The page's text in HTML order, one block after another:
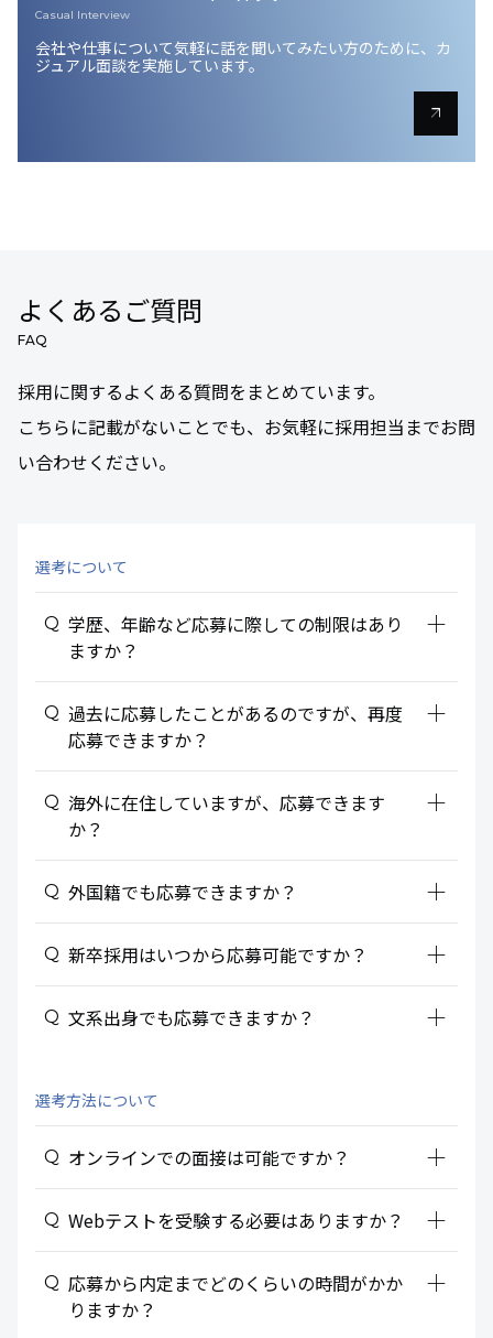
Casual Interview
会社や仕事について気軽に話を聞いてみたい方のために、 カ
ジュアル面談を実施しています。
arrow_outward
よくあるご質問
FAQ
採用に関するよくある質問をまとめています。
こちらに記載がないことでも、お気軽に採用担当までお問
い合わせください。
選考について
学歴、年齢など応募に際しての制限はあり
ますか？
add_2
過去に応募したことがあるのですが、再度
応募できますか？
add_2
海外に在住していますが、応募できます
か？
add_2
外国籍でも応募できますか？ add_2
新卒採用はいつから応募可能ですか？ add_2
文系出身でも応募できますか？ add_2
選考方法について
オンラインでの面接は可能ですか？ add_2
Webテストを受験する必要はありますか？ add_2
応募から内定までどのくらいの時間がかか
りますか？
add_2